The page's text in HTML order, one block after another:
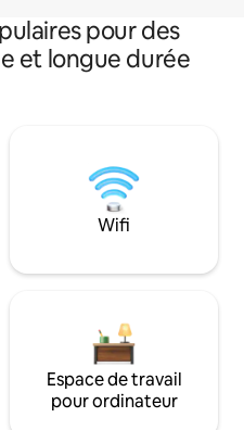
pour des
et longue durée
Wifi
Espace de travail
pour ordinateur